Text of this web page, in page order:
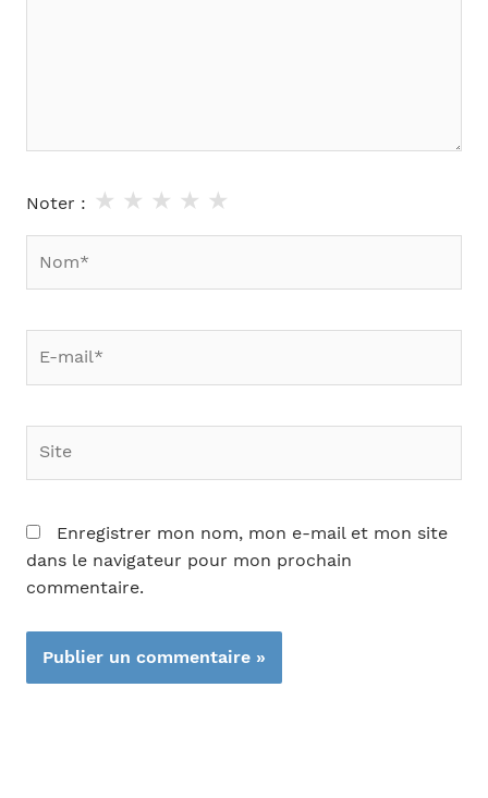
Noter : ★
★
★
★
★
Enregistrer mon nom, mon e-mail et mon site
dans le navigateur pour mon prochain
commentaire.